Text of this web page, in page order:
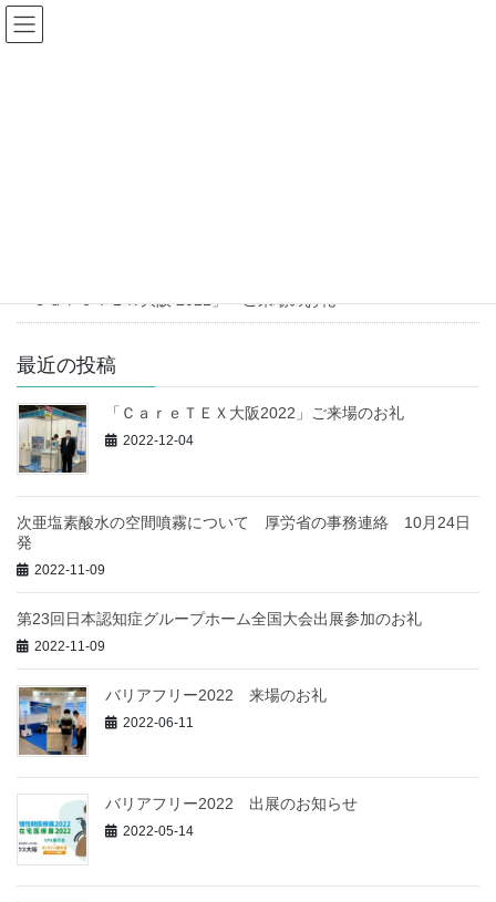
コ
ン
ナ
ビ
「ＣａｒｅＴＥＸ大阪 2021」 ご来場のお礼
最近の投稿
「ＣａｒｅＴＥＸ大阪2022」ご来場のお礼
2022-12-04
次亜塩素酸水の空間噴霧について 厚労省の事務連絡 10月24日
発
2022-11-09
第23回日本認知症グループホーム全国大会出展参加のお礼
2022-11-09
バリアフリー2022 来場のお礼
2022-06-11
バリアフリー2022 出展のお知らせ
2022-05-14